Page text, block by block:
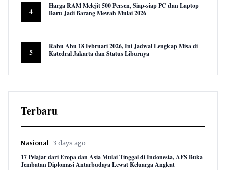
4
Harga RAM Melejit 500 Persen, Siap-siap PC dan Laptop
Baru Jadi Barang Mewah Mulai 2026
5
Rabu Abu 18 Februari 2026, Ini Jadwal Lengkap Misa di
Katedral Jakarta dan Status Liburnya
Terbaru
Nasional 3 days ago
17 Pelajar dari Eropa dan Asia Mulai Tinggal di Indonesia, AFS Buka
Jembatan Diplomasi Antarbudaya Lewat Keluarga Angkat